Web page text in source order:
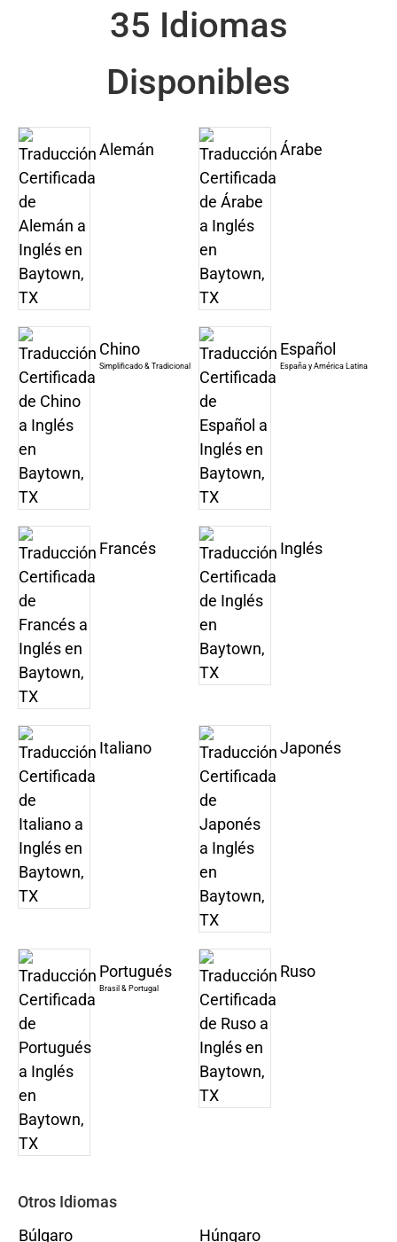
35 Idiomas
Disponibles
Alemán Árabe
Chino
Simplificado & Tradicional
Español
España y América Latina
Francés Inglés
Italiano Japonés
Portugués
Brasil & Portugal
Ruso
Otros Idiomas
Búlgaro
Húngaro